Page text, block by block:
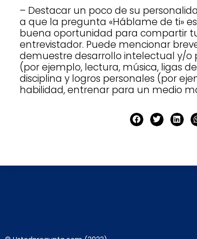
– Destacar un poco de su
a que la pregunta «Háblame de ti»
buena oportunidad para compartir
entrevistador. Puede mencionar
demuestre desarrollo intelectual y/o
(por ejemplo, lectura, música, ligas
disciplina y logros personales (por
habilidad, entrenar para un medio